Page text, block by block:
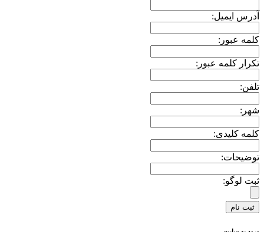
آدرس ایمیل:
کلمه عبور:
تکرار کلمه عبور:
تلفن:
شهر:
کلمه کلیدی:
توضیحات:
ثبت لوگو: